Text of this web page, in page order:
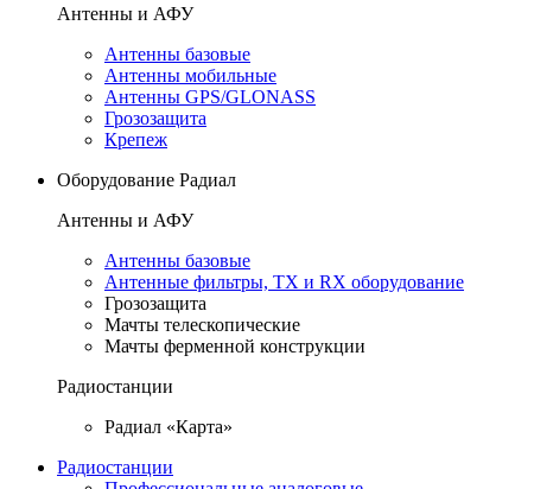
Антенны и АФУ
Антенны базовые
Антенны мобильные
Антенны GPS/GLONASS
Грозозащита
Крепеж
Оборудование Радиал
Антенны и АФУ
Антенны базовые
Антенные фильтры, TX и RX оборудование
Грозозащита
Мачты телескопические
Мачты ферменной конструкции
Радиостанции
Радиал «Карта»
Радиостанции